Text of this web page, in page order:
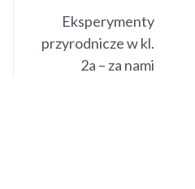
Eksperymenty
przyrodnicze w kl.
2a – za nami